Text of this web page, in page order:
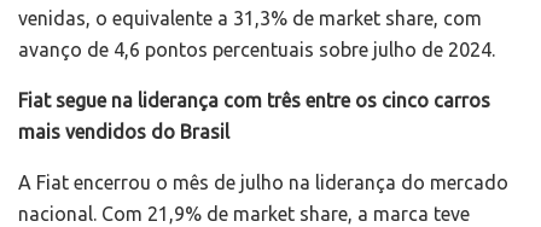
venidas, o equivalente a 31,3% de market share, com
avanço de 4,6 pontos percentuais sobre julho de 2024.
Fiat segue na liderança com três entre os cinco carros
mais vendidos do Brasil
A Fiat encerrou o mês de julho na liderança do mercado
nacional. Com 21,9% de market share, a marca teve